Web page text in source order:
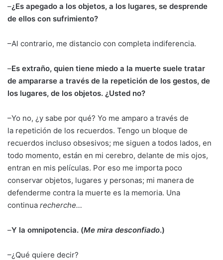
–¿Es apegado a los objetos, a los lugares, se desprende
de ellos con sufrimiento?
–Al contrario, me distancio con completa indiferencia.
–Es extraño, quien tiene miedo a la muerte suele tratar
de ampararse a través de la repetición de los gestos, de
los lugares, de los objetos. ¿Usted no?
–Yo no, ¿y sabe por qué? Yo me amparo a través de
la repetición de los recuerdos. Tengo un bloque de
recuerdos incluso obsesivos; me siguen a todos lados, en
todo momento, están en mi cerebro, delante de mis ojos,
entran en mis películas. Por eso me importa poco
conservar objetos, lugares y personas; mi manera de
defenderme contra la muerte es la memoria. Una
continua recherche…
–Y la omnipotencia. (Me mira desconfiado.)
–¿Qué quiere decir?